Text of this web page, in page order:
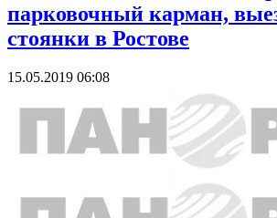
парковочный карман,
стоянки в Ростове
15.05.2019 06:08